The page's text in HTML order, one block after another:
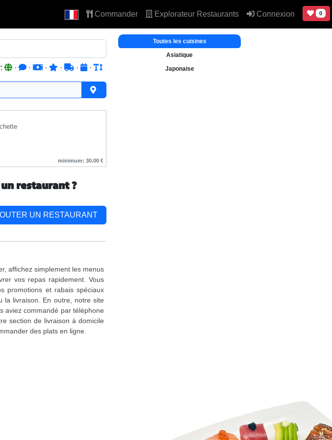
Commander Explorateur Restaurants Connexion 0
· · · · · ·
minimum: 30.00 €
Toutes les cuisines
Asiatique
Japonaise
restaurant ?
UN RESTAURANT
affichez simplement les menus
vos repas rapidement. Vous
promotions et rabais spéciaux
la livraison. En outre, notre site
aviez commandé par téléphone
section de livraison à domicile
des plats en ligne.